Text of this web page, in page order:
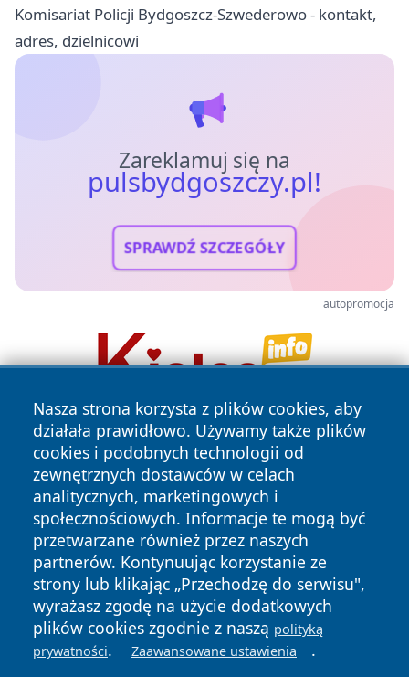
Komisariat Policji Bydgoszcz-Szwederowo - kontakt,
adres, dzielnicowi
Zareklamuj się na
pulsbydgoszczy.pl!
SPRAWDŹ SZCZEGÓŁY
autopromocja
Nasza strona korzysta z plików cookies, aby
działała prawidłowo. Używamy także plików
cookies i podobnych technologii od
zewnętrznych dostawców w celach
analitycznych, marketingowych i
społecznościowych. Informacje te mogą być
przetwarzane również przez naszych
partnerów. Kontynuując korzystanie ze
strony lub klikając „Przechodzę do serwisu",
wyrażasz zgodę na użycie dodatkowych
plików cookies zgodnie z naszą polityką
prywatności. Zaawansowane ustawienia .
Copyright © 2026 pulsbydgoszczy.pl Wszystkie prawa
zastrzeżone.
News Autorzy
Polityka
Prywatności
Polityka
Cookies